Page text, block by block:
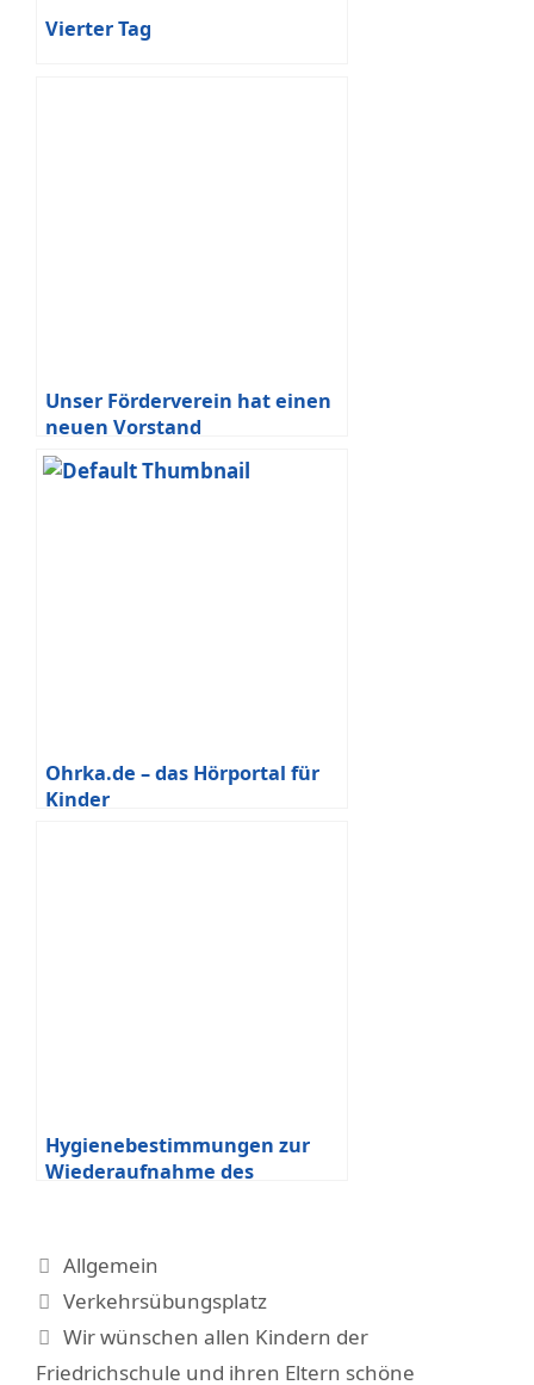
Vierter Tag
Unser Förderverein hat einen
neuen Vorstand
Ohrka.de – das Hörportal für
Kinder
Hygienebestimmungen zur
Wiederaufnahme des
Kategorien
Allgemein
Schlagwörter
Verkehrsübungsplatz
Wir wünschen allen Kindern der
Friedrichschule und ihren Eltern schöne